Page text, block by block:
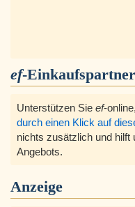
ef-Einkaufspartner
Unterstützen Sie ef-
durch einen Klick auf
nichts zusätzlich und hilft
Angebots.
Anzeige